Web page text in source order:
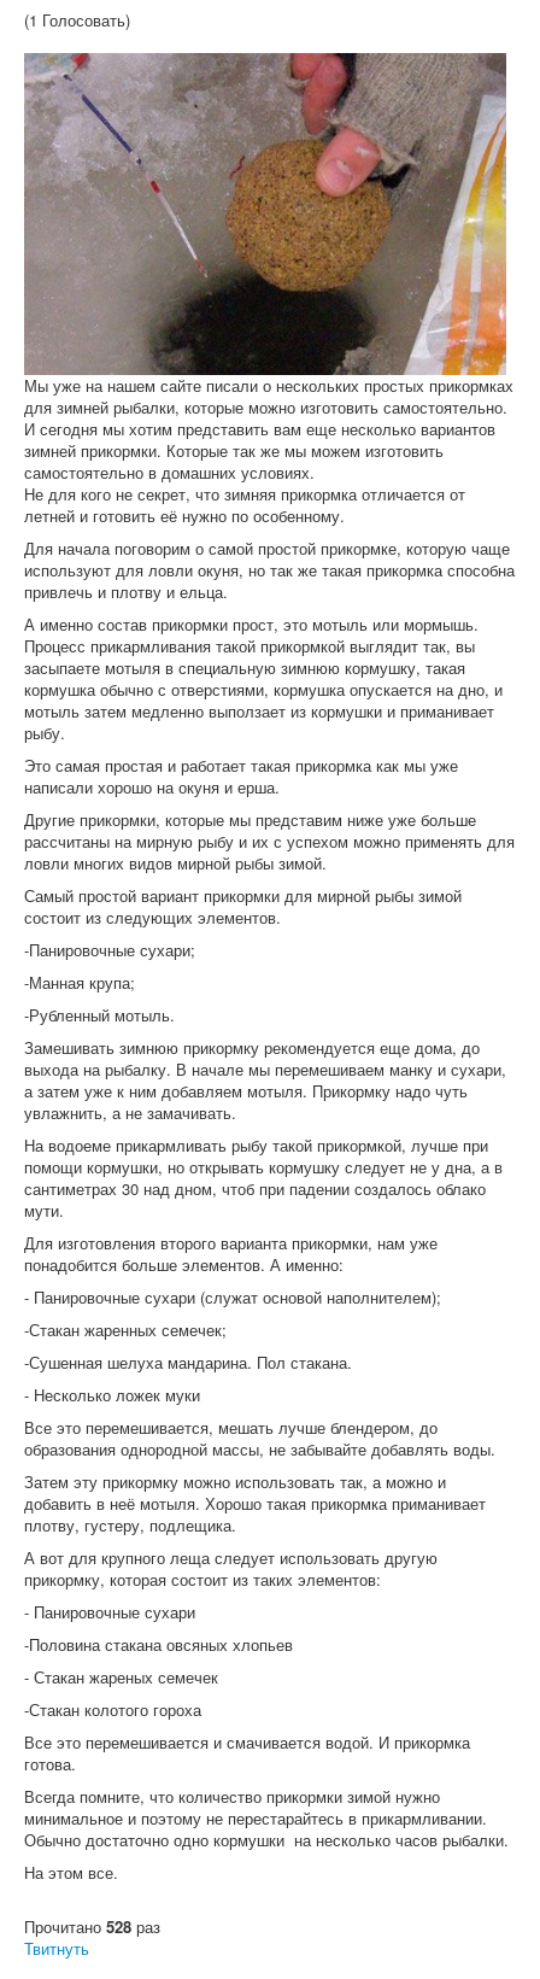
(1 Голосовать)
Мы уже на нашем сайте писали о нескольких простых прикормках
для зимней рыбалки, которые можно изготовить самостоятельно.
И сегодня мы хотим представить вам еще несколько вариантов
зимней прикормки. Которые так же мы можем изготовить
самостоятельно в домашних условиях.
Не для кого не секрет, что зимняя прикормка отличается от
летней и готовить её нужно по особенному.
Для начала поговорим о самой простой прикормке, которую чаще
используют для ловли окуня, но так же такая прикормка способна
привлечь и плотву и ельца.
А именно состав прикормки прост, это мотыль или мормышь.
Процесс прикармливания такой прикормкой выглядит так, вы
засыпаете мотыля в специальную зимнюю кормушку, такая
кормушка обычно с отверстиями, кормушка опускается на дно, и
мотыль затем медленно выползает из кормушки и приманивает
рыбу.
Это самая простая и работает такая прикормка как мы уже
написали хорошо на окуня и ерша.
Другие прикормки, которые мы представим ниже уже больше
рассчитаны на мирную рыбу и их с успехом можно применять для
ловли многих видов мирной рыбы зимой.
Самый простой вариант прикормки для мирной рыбы зимой
состоит из следующих элементов.
-Панировочные сухари;
-Манная крупа;
-Рубленный мотыль.
Замешивать зимнюю прикормку рекомендуется еще дома, до
выхода на рыбалку. В начале мы перемешиваем манку и сухари,
а затем уже к ним добавляем мотыля. Прикормку надо чуть
увлажнить, а не замачивать.
На водоеме прикармливать рыбу такой прикормкой, лучше при
помощи кормушки, но открывать кормушку следует не у дна, а в
сантиметрах 30 над дном, чтоб при падении создалось облако
мути.
Для изготовления второго варианта прикормки, нам уже
понадобится больше элементов. А именно:
- Панировочные сухари (служат основой наполнителем);
-Стакан жаренных семечек;
-Сушенная шелуха мандарина. Пол стакана.
- Несколько ложек муки
Все это перемешивается, мешать лучше блендером, до
образования однородной массы, не забывайте добавлять воды.
Затем эту прикормку можно использовать так, а можно и
добавить в неё мотыля. Хорошо такая прикормка приманивает
плотву, густеру, подлещика.
А вот для крупного леща следует использовать другую
прикормку, которая состоит из таких элементов:
- Панировочные сухари
-Половина стакана овсяных хлопьев
- Стакан жареных семечек
-Стакан колотого гороха
Все это перемешивается и смачивается водой. И прикормка
готова.
Всегда помните, что количество прикормки зимой нужно
минимальное и поэтому не перестарайтесь в прикармливании.
Обычно достаточно одно кормушки на несколько часов рыбалки.
На этом все.
Прочитано 528 раз
Твитнуть